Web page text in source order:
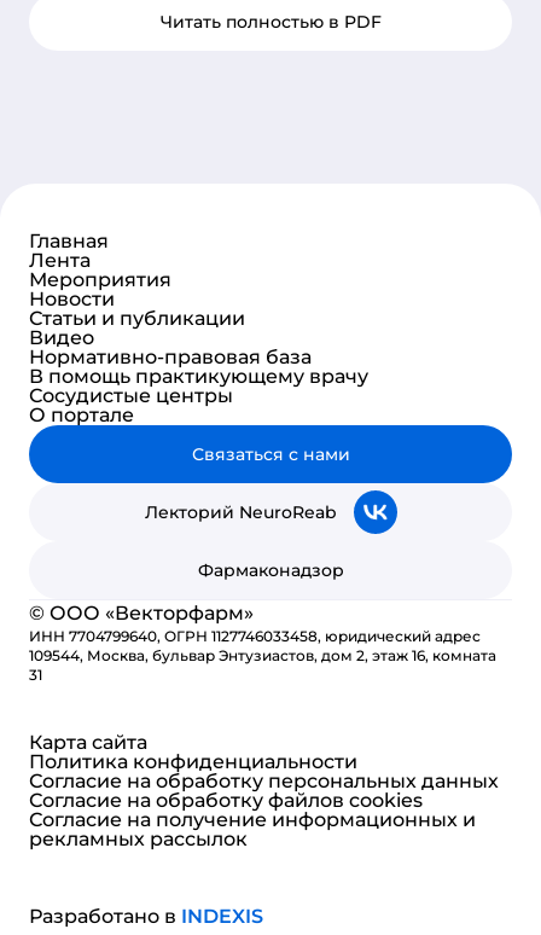
Читать полностью в PDF
Главная
Лента
Мероприятия
Новости
Статьи и публикации
Видео
Нормативно-правовая база
В помощь практикующему врачу
Сосудистые центры
О портале
Связаться с нами
Лекторий NeuroReab
Фармаконадзор
© ООО «Векторфарм»
ИНН 7704799640, ОГРН 1127746033458, юридический адрес
109544, Москва, бульвар Энтузиастов, дом 2, этаж 16, комната
31
Карта сайта
Политика конфиденциальности
Согласие на обработку персональных данных
Согласие на обработку файлов cookies
Согласие на получение информационных и
рекламных рассылок
Разработано в INDEXIS